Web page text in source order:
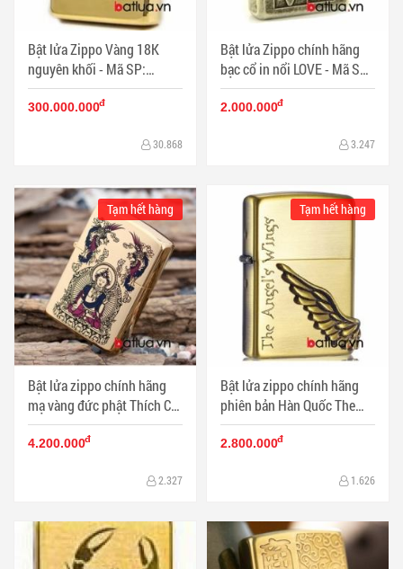
Bật lửa Zippo Vàng 18K
nguyên khối - Mã SP:
BL9999
300.000.000đ
30.868
Bật lửa Zippo chính hãng
bạc cổ in nổi LOVE - Mã SP:
ZPC0366
2.000.000đ
3.247
Bật lửa zippo chính hãng
mạ vàng đức phật Thích Ca
Mâu Ni K24GP Ver 1 - Mã
SP: BL10137
Tạm hết hàng
4.200.000đ
2.327
Bật lửa zippo chính hãng
phiên bản Hàn Quốc The
Angel's Win - Mã SP:
BL10140
Tạm hết hàng
2.800.000đ
1.626